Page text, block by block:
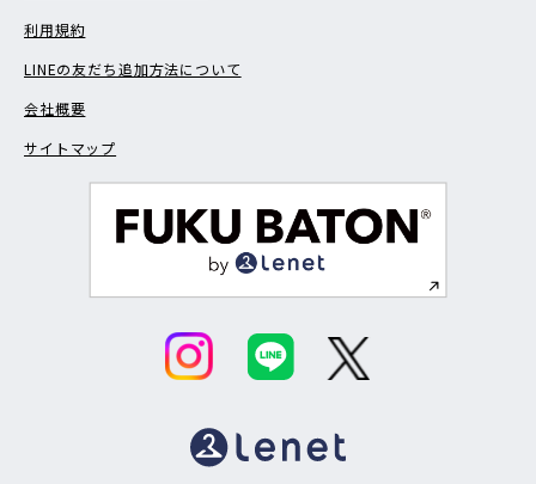
利用規約
LINEの友だち追加方法について
会社概要
サイトマップ